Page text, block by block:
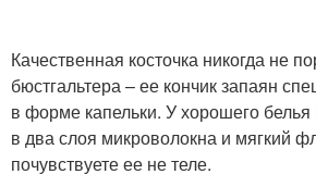
Качественная косточка никогда не
бюстгальтера – ее кончик запаян
в форме капельки. У хорошего белья
в два слоя микроволокна и мягкий
почувствуете ее не теле.